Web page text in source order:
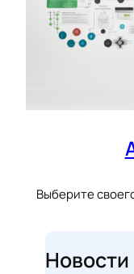
Выберите
Новости